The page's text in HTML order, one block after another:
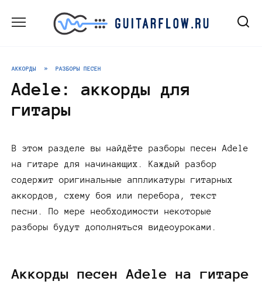
АККОРДЫ » РАЗБОРЫ ПЕСЕН
Adele: аккорды для
гитары
В этом разделе вы найдёте разборы песен Adele
на гитаре для начинающих. Каждый разбор
содержит оригинальные аппликатуры гитарных
аккордов, схему боя или перебора, текст
песни. По мере необходимости некоторые
разборы будут дополняться видеоуроками.
Аккорды песен Adele на гитаре